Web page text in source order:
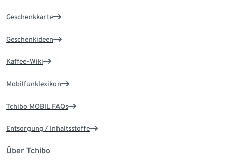
Geschenkkarte
Geschenkideen
Kaffee-Wiki
Mobilfunklexikon
Tchibo MOBIL FAQs
Entsorgung / Inhaltsstoffe
Über Tchibo